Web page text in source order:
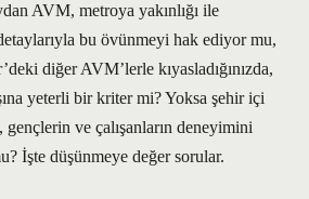
AVM, metroya yakınlığı ile
bu övünmeyi hak ediyor mu,
diğer AVM’lerle kıyasladığınızda,
yeterli bir kriter mi? Yoksa şehir içi
gençlerin ve çalışanların deneyimini
İşte düşünmeye değer sorular.